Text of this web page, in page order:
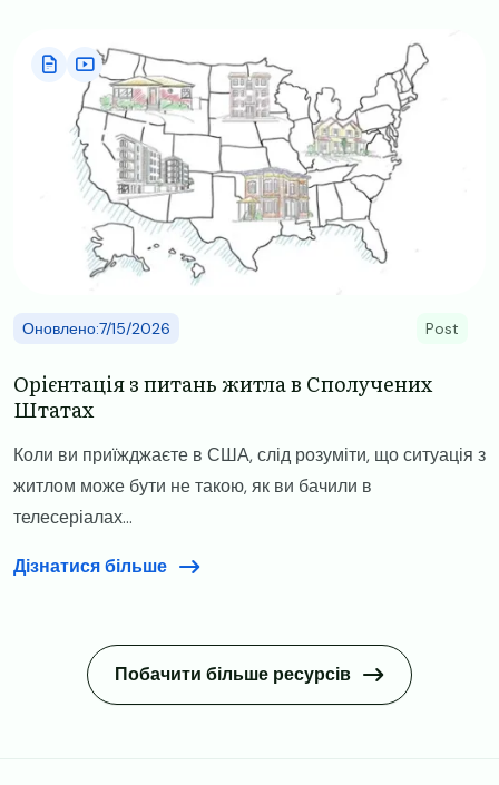
Оновлено:7/15/2026 Post
Орієнтація з питань житла в Сполучених
Штатах
Коли ви приїжджаєте в США, слід розуміти, що ситуація з
житлом може бути не такою, як ви бачили в
телесеріалах...
Дізнатися більше
Побачити більше ресурсів